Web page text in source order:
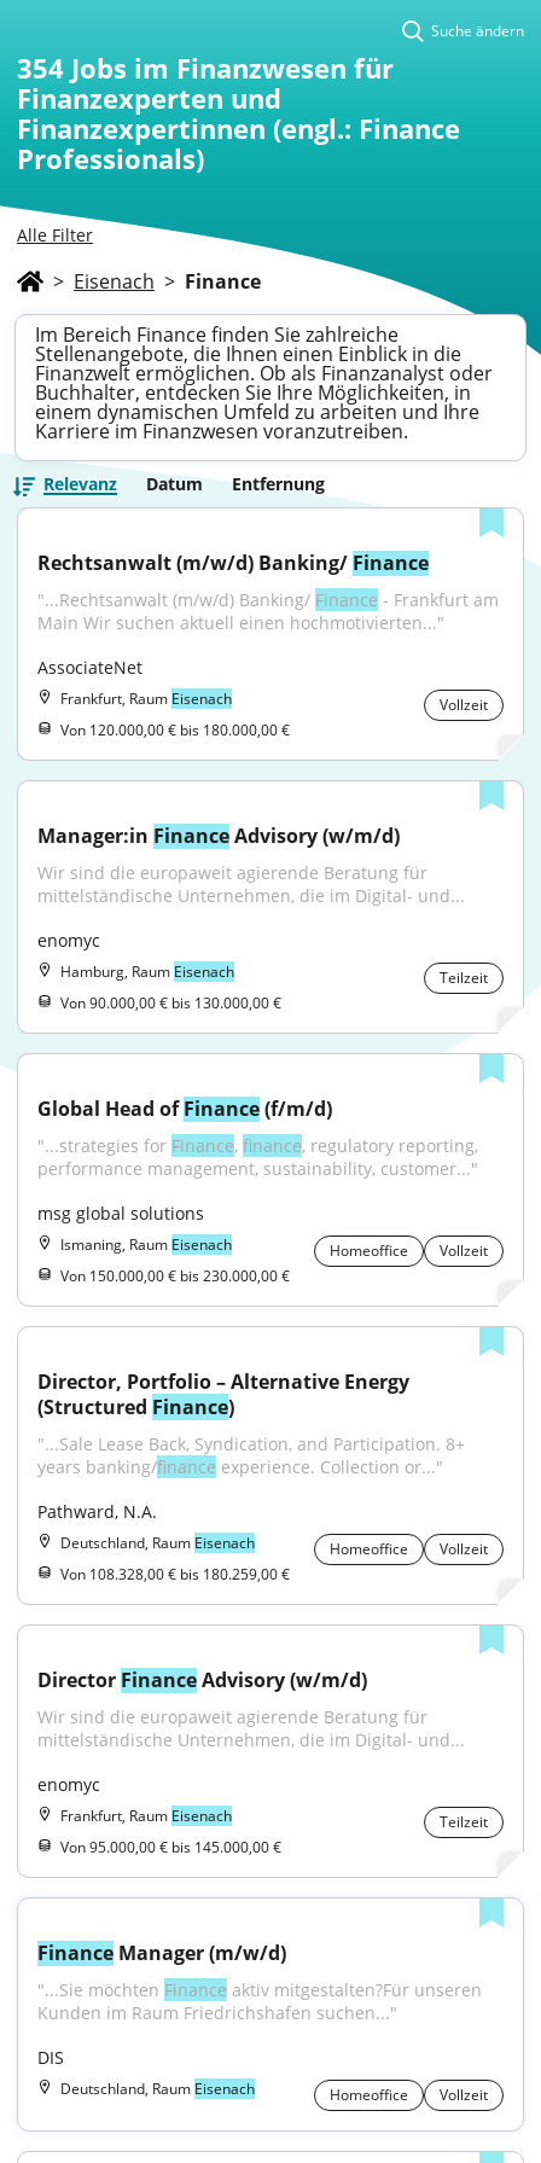
Alle Filter
Suche ändern
354 Jobs im Finanzwesen für
Finanzexperten und
Finanzexpertinnen (engl.: Finance
Professionals)
> Eisenach > Finance
Im Bereich Finance finden Sie zahlreiche
Stellenangebote, die Ihnen einen Einblick in die
Finanzwelt ermöglichen. Ob als Finanzanalyst oder
Buchhalter, entdecken Sie Ihre Möglichkeiten, in
einem dynamischen Umfeld zu arbeiten und Ihre
Karriere im Finanzwesen voranzutreiben.
Relevanz Datum Entfernung
Rechtsanwalt (m/w/d) Banking/ Finance
"...Rechtsanwalt (m/w/d) Banking/ Finance - Frankfurt am
Main Wir suchen aktuell einen hochmotivierten..."
AssociateNet
Frankfurt, Raum Eisenach
Vollzeit
Von 120.000,00 € bis 180.000,00 €
Manager:in Finance Advisory (w/m/d)
Wir sind die europaweit agierende Beratung für
mittelständische Unternehmen, die im Digital- und...
enomyc
Hamburg, Raum Eisenach
Teilzeit
Von 90.000,00 € bis 130.000,00 €
Global Head of Finance (f/m/d)
"...strategies for Finance, finance, regulatory reporting,
performance management, sustainability, customer..."
msg global solutions
Ismaning, Raum Eisenach Homeoffice
Vollzeit
Von 150.000,00 € bis 230.000,00 €
Director, Portfolio – Alternative Energy
(Structured Finance)
"...Sale Lease Back, Syndication, and Participation. 8+
years banking/finance experience. Collection or..."
Pathward, N.A.
Deutschland, Raum Eisenach Homeoffice
Vollzeit
Von 108.328,00 € bis 180.259,00 €
Director Finance Advisory (w/m/d)
Wir sind die europaweit agierende Beratung für
mittelständische Unternehmen, die im Digital- und...
enomyc
Frankfurt, Raum Eisenach
Teilzeit
Von 95.000,00 € bis 145.000,00 €
Finance Manager (m/w/d)
"...Sie möchten Finance aktiv mitgestalten?Für unseren
Kunden im Raum Friedrichshafen suchen..."
DIS
Deutschland, Raum Eisenach Homeoffice Vollzeit